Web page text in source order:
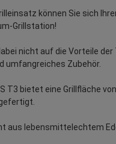
können Sie sich
Grillstation!
nicht auf die Vorteile
umfangreiches Zubehör.
T3 bietet eine Grillfläche
aus lebensmittelechtem